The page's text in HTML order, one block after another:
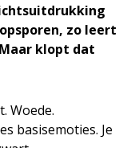
zo leert
klopt dat
Woede.
basisemoties. Je